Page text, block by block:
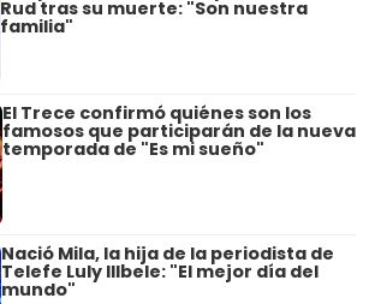
Rud tras su muerte: "Son nuestra
familia"
El Trece confirmó quiénes son los
famosos que participarán de la nueva
temporada de "Es mi sueño"
Nació Mila, la hija de la periodista de
Telefe Luly Illbele: "El mejor día del
mundo"